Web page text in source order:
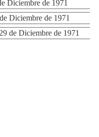
Diciembre de 1971
Diciembre de 1971
de Diciembre de 1971